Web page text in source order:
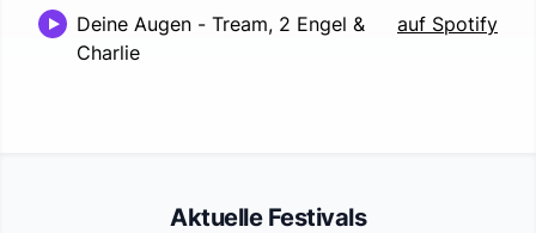
Deine Augen - Tream, 2 Engel &
Charlie
auf Spotify
Aktuelle Festivals